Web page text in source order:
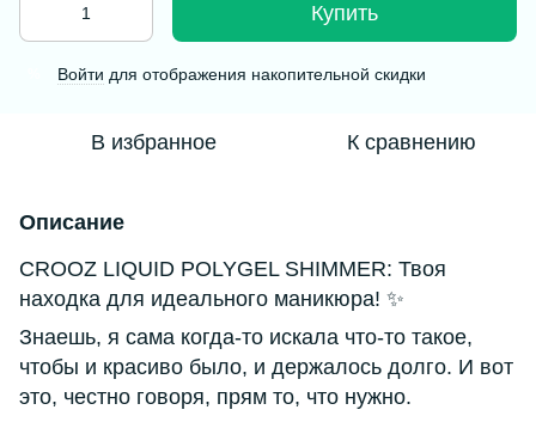
Купить
Войти для отображения накопительной скидки
В избранное К сравнению
Описание
CROOZ LIQUID POLYGEL SHIMMER: Твоя
находка для идеального маникюра! ✨
Знаешь, я сама когда-то искала что-то такое,
чтобы и красиво было, и держалось долго. И вот
это, честно говоря, прям то, что нужно.